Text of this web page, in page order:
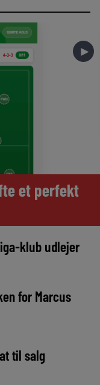
►
et perfekt
klub udlejer
for Marcus
til salg